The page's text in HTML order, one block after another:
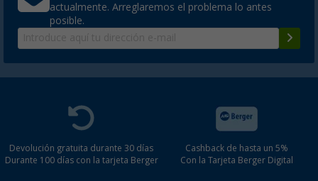
actualmente. Arreglaremos el problema lo antes
posible.
Devolución gratuita durante 30 días
Durante 100 días con la tarjeta Berger
Cashback de hasta un 5%
Con la Tarjeta Berger Digital